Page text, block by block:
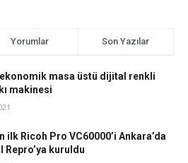
Yorumlar Son Yazılar
masa üstü dijital renkli
makinesi
ilk Ricoh Pro VC60000’i Ankara’da
Repro’ya kuruldu